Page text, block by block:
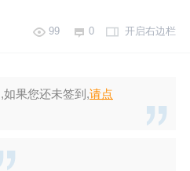
开启右边栏
99 0
果您还未签到,请点